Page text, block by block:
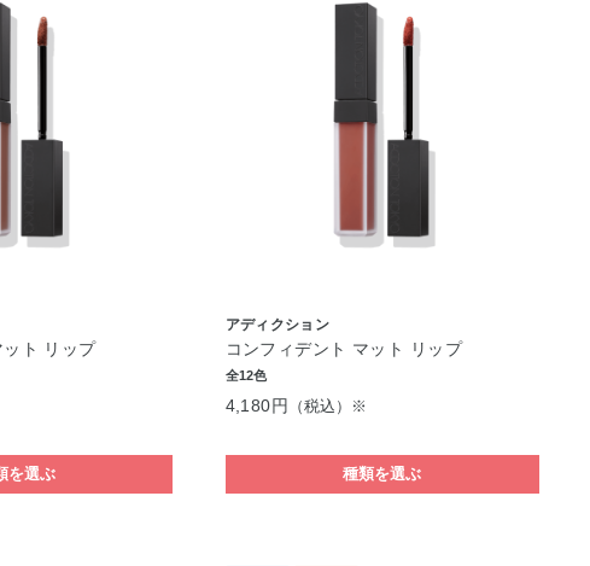
ト リップ
を選ぶ
アディクション
コンフィデント マット リップ
全12色
4,180円 （税込）※
種類を選ぶ